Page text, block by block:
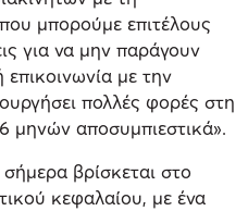
μπορούμε επιτέλους
για να μην παράγουν
επικοινωνία με την
πολλές φορές στη
μηνών αποσυμπιεστικά».
βρίσκεται στο
κεφαλαίου, με ένα